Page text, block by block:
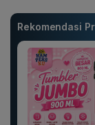
Rekomendasi